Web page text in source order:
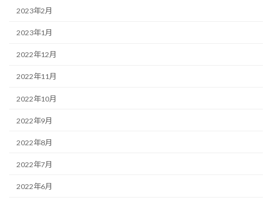
2023年2月
2023年1月
2022年12月
2022年11月
2022年10月
2022年9月
2022年8月
2022年7月
2022年6月